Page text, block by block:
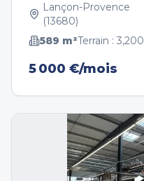
Lançon-Provence
(13680)
589 m²Terrain : 3,200
5 000 €/mois